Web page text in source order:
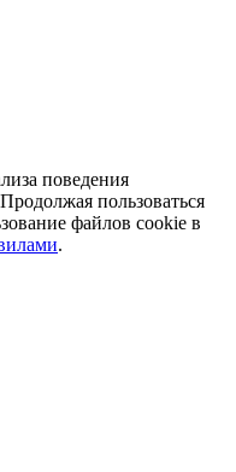
поведения
пользоваться
файлов cookie в
.